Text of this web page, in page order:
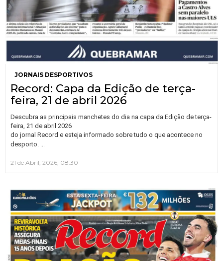
JORNAIS DESPORTIVOS
Record: Capa da Edição de terça-
feira, 21 de abril 2026
Descubra as principais manchetes do dia na capa da Edição de terça-
feira, 21 de abril 2026
do jornal Record e esteja informado sobre tudo o que acontece no
desporto.
21 de Abril, 2026, 08:30